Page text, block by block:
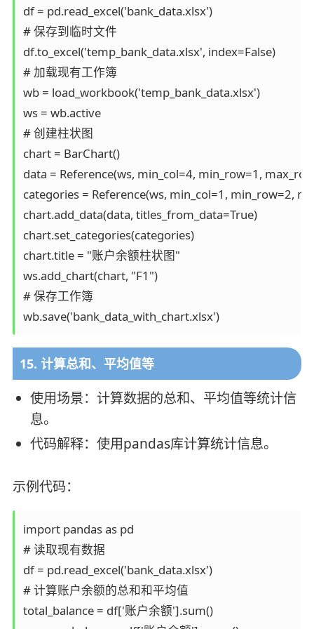
df = pd.read_excel('bank_data.xlsx')
# 保存到临时文件
df.to_excel('temp_bank_data.xlsx', index=False)
# 加载现有工作簿
wb = load_workbook('temp_bank_data.xlsx')
ws = wb.active
# 创建柱状图
chart = BarChart()
data = Reference(ws, min_col=4, min_row=1,
categories = Reference(ws, min_col=1, min_row=2,
chart.add_data(data, titles_from_data=True)
chart.set_categories(categories)
chart.title = "账户余额柱状图"
ws.add_chart(chart, "F1")
# 保存工作簿
wb.save('bank_data_with_chart.xlsx')
15. 计算总和、平均值等
使用场景：计算数据的总和、平均值等统计信
息。
代码解释：使用pandas库计算统计信息。
示例代码：
import pandas as pd
# 读取现有数据
df = pd.read_excel('bank_data.xlsx')
# 计算账户余额的总和和平均值
total_balance = df['账户余额'].sum()